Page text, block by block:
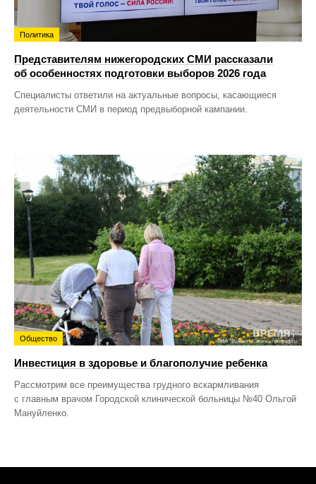
Политика
Представителям нижегородских СМИ рассказали
об особенностях подготовки выборов 2026 года
Специалисты ответили на актуальные вопросы, касающиеся
деятельности СМИ в период предвыборной кампании.
Общество
Инвестиция в здоровье и благополучие ребенка
Рассмотрим все преимущества грудного вскармливания
с главным врачом Городской клинической больницы №40 Ольгой
Мануйленко.